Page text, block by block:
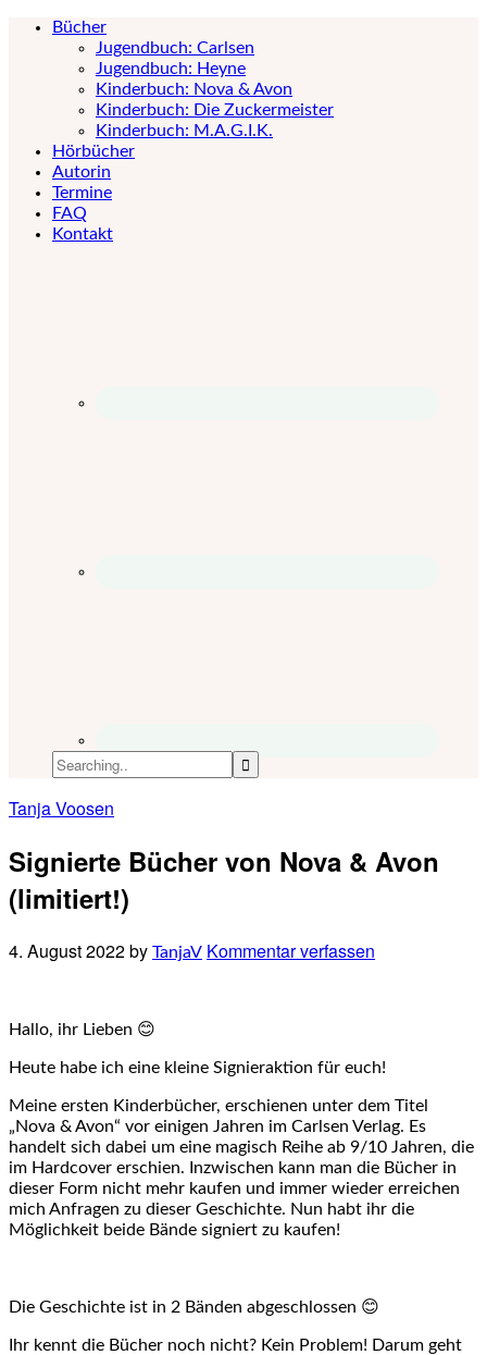
Bücher
Jugendbuch: Carlsen
Jugendbuch: Heyne
Kinderbuch: Nova & Avon
Kinderbuch: Die Zuckermeister
Kinderbuch: M.A.G.I.K.
Hörbücher
Autorin
Termine
FAQ
Kontakt
Tanja Voosen
Signierte Bücher von Nova & Avon
(limitiert!)
4. August 2022by TanjaV Kommentar verfassen
Hallo, ihr Lieben 😊
Heute habe ich eine kleine Signieraktion für euch!
Meine ersten Kinderbücher, erschienen unter dem Titel
„Nova & Avon“ vor einigen Jahren im Carlsen Verlag. Es
handelt sich dabei um eine magisch Reihe ab 9/10 Jahren, die
im Hardcover erschien. Inzwischen kann man die Bücher in
dieser Form nicht mehr kaufen und immer wieder erreichen
mich Anfragen zu dieser Geschichte. Nun habt ihr die
Möglichkeit beide Bände signiert zu kaufen!
Die Geschichte ist in 2 Bänden abgeschlossen 😊
Ihr kennt die Bücher noch nicht? Kein Problem! Darum geht